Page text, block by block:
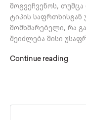
მოგვეჩვენოს,
ტიპის
მომხმარებელი, რა
შეიძლება მისი
Continue reading